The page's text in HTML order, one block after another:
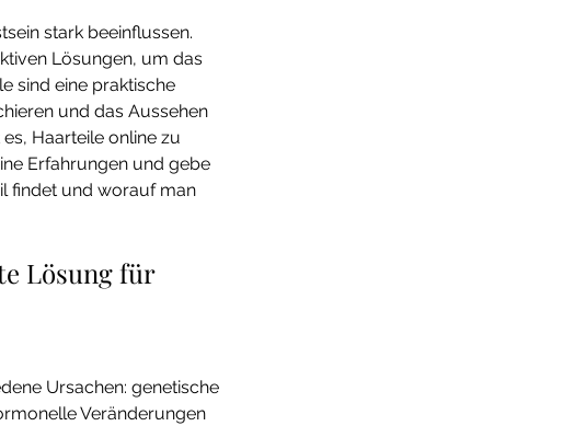
stark beeinflussen.
Lösungen, um das
sind eine praktische
und das Aussehen
Haarteile online zu
Erfahrungen und gebe
findet und worauf man
Lösung für
Ursachen: genetische
Veränderungen